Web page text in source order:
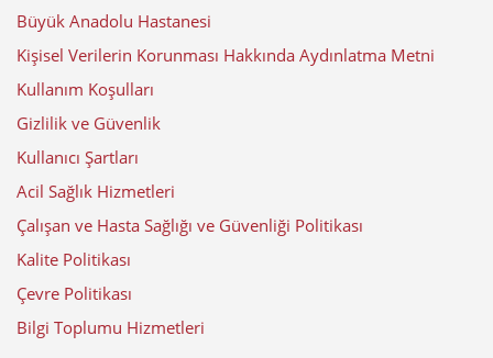
Büyük Anadolu Hastanesi
Kişisel Verilerin Korunması Hakkında Aydınlatma Metni
Kullanım Koşulları
Gizlilik ve Güvenlik
Kullanıcı Şartları
Acil Sağlık Hizmetleri
Çalışan ve Hasta Sağlığı ve Güvenliği Politikası
Kalite Politikası
Çevre Politikası
Bilgi Toplumu Hizmetleri